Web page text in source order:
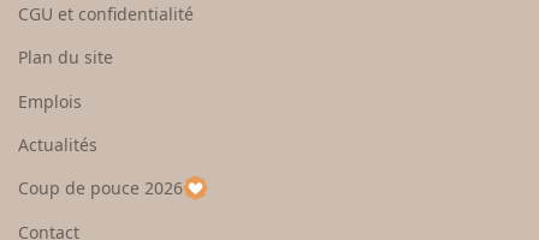
e
u
p
a
CGU et confidentialité
Plan du site
Emplois
Actualités
Coup de pouce 2026
Contact